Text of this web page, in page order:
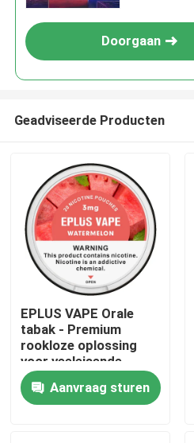
Thuis
Doorgaan
Geadviseerde Producten
EPLUS VAPE Orale
tabak - Premium
rookloze oplossing
voor veeleisende
professionals
Aanvraag sturen